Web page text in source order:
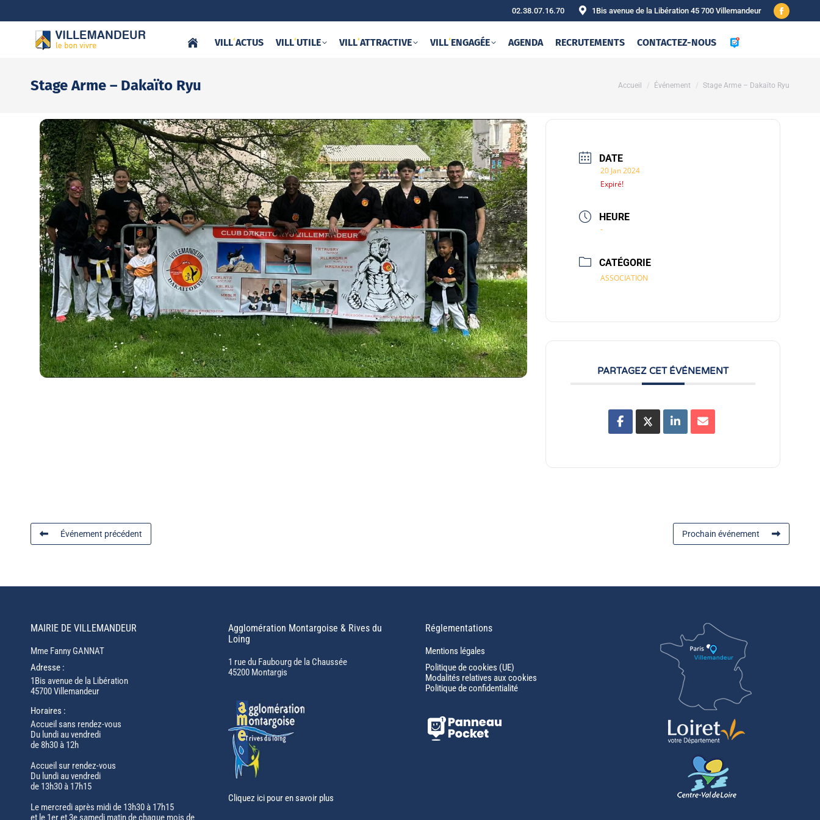
02.38.07.16.70 1Bis avenue de la Libération 45 700 Villemandeur
Facebook
new
VILL‘ACTUS VILL‘UTILE VILL‘ATTRACTIVE VILL‘ENGAGÉE AGENDA RECRUTEMENTS CONTACTEZ-NOUS
Stage Arme – Dakaïto Ryu Vous êtes ici :
Accueil Événement Stage Arme – Dakaïto Ryu
DATE
20 Jan 2024
Expiré!
HEURE
-
CATÉGORIE
ASSOCIATION
PARTAGEZ CET ÉVÉNEMENT
Événement précédent Prochain événement
MAIRIE DE VILLEMANDEUR
Mme Fanny GANNAT
Adresse :
1Bis avenue de la Libération
45700 Villemandeur
Horaires :
Accueil sans rendez-vous
Du lundi au vendredi
de 8h30 à 12h
Accueil sur rendez-vous
Du lundi au vendredi
de 13h30 à 17h15
Le mercredi après midi de 13h30 à 17h15
et le 1er et 3e samedi matin de chaque mois de
Agglomération Montargoise & Rives du
Loing
1 rue du Faubourg de la Chaussée
45200 Montargis
Cliquez ici pour en savoir plus
Réglementations
Mentions légales
Politique de cookies (UE)
Modalités relatives aux cookies
Politique de confidentialité